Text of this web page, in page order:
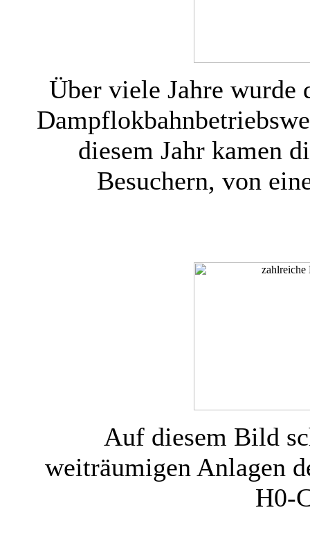
Über viele Jahre
diesem Jahr kamen
Besuchern, von
Auf diesem Bild
weiträumigen Anlagen
H0-